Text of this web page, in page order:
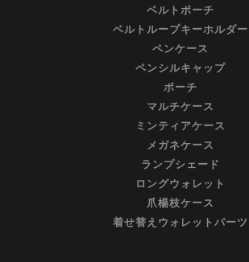
ベルトポーチ
ベルトループキーホルダー
ペンケース
ペンシルキャップ
ポーチ
マルチケース
ミンティアケース
メガネケース
ランプシェード
ロングウォレット
爪楊枝ケース
着せ替えウォレットパーツ